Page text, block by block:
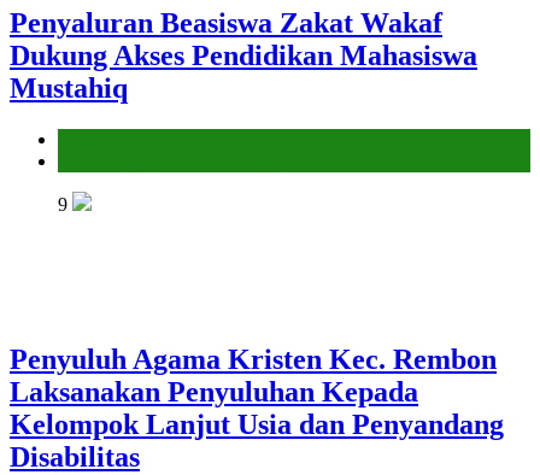
Penyaluran Beasiswa Zakat Wakaf
Dukung Akses Pendidikan Mahasiswa
Mustahiq
9
Penyuluh Agama Kristen Kec. Rembon
Laksanakan Penyuluhan Kepada
Kelompok Lanjut Usia dan Penyandang
Disabilitas